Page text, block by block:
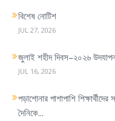
t
i
n
বিশেষ নোটিশ
JUL 27, 2026
জুলাই শহীদ দিবস–২০২৬
JUL 16, 2026
পড়াশোনার পাশাপাশি
দৈনিকে...